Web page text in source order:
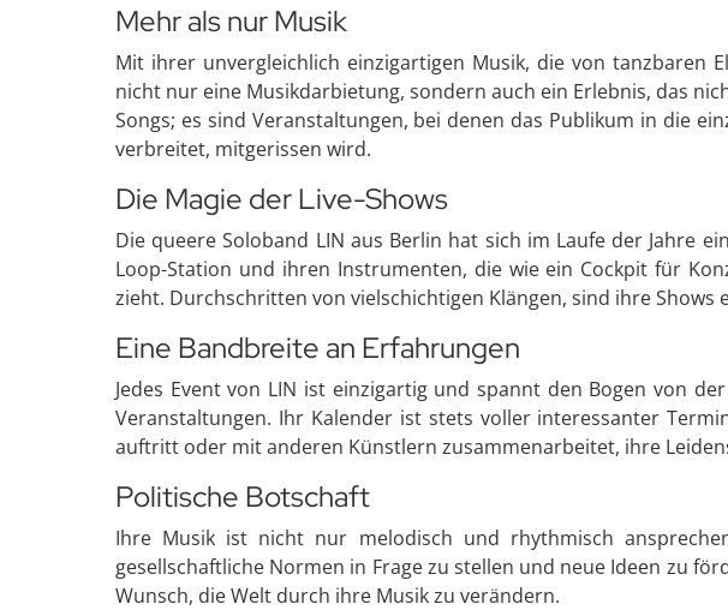
Mehr als nur Musik
Mit ihrer unvergleichlich einzigartigen Musik, die von tanzbaren
nicht nur eine Musikdarbietung, sondern auch ein Erlebnis, das
Songs; es sind Veranstaltungen, bei denen das Publikum in die
verbreitet, mitgerissen wird.
Die Magie der Live-Shows
Die queere Soloband LIN aus Berlin hat sich im Laufe der Jahre
Loop-Station und ihren Instrumenten, die wie ein Cockpit für
zieht. Durchschritten von vielschichtigen Klängen, sind ihre
Eine Bandbreite an Erfahrungen
Jedes Event von LIN ist einzigartig und spannt den Bogen von
Veranstaltungen. Ihr Kalender ist stets voller interessanter
auftritt oder mit anderen Künstlern zusammenarbeitet, ihre
Politische Botschaft
Ihre Musik ist nicht nur melodisch und rhythmisch
gesellschaftliche Normen in Frage zu stellen und neue Ideen zu
Wunsch, die Welt durch ihre Musik zu verändern.